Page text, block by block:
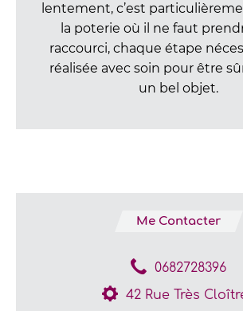
lentement, c’est
la poterie où il ne faut
raccourci, chaque étape
réalisée avec soin pour être
un bel objet.
Me Contacter
0682728396
42 Rue Très